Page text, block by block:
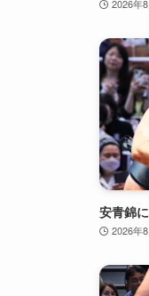
2026年
安青錦
2026年